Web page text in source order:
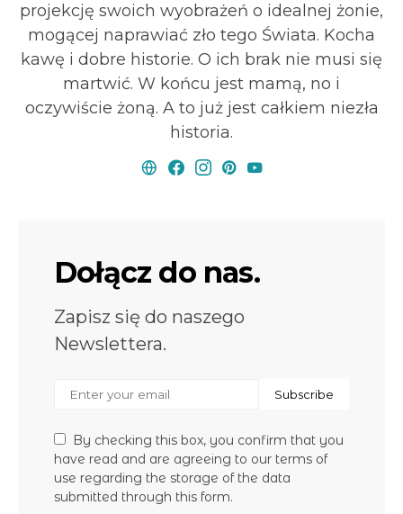
projekcję swoich wyobrażeń o idealnej żonie,
mogącej naprawiać zło tego Świata. Kocha
kawę i dobre historie. O ich brak nie musi się
martwić. W końcu jest mamą, no i
oczywiście żoną. A to już jest całkiem niezła
historia.
Dołącz do nas.
Zapisz się do naszego
Newslettera.
Subscribe
By checking this box, you confirm that you
have read and are agreeing to our terms of
use regarding the storage of the data
submitted through this form.